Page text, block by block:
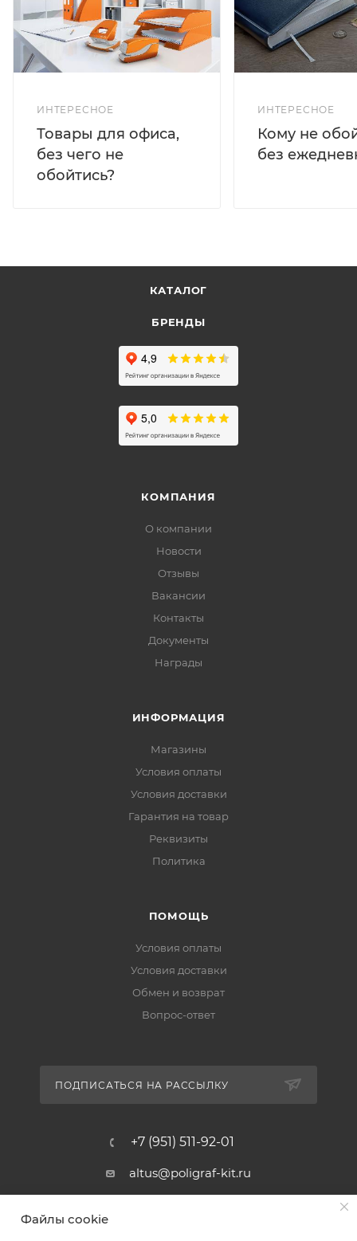
ИНТЕРЕСНОЕ
Товары для офиса,
без чего не
обойтись?
ИНТЕРЕСНОЕ
Кому не
без
КАТАЛОГ
БРЕНДЫ
КОМПАНИЯ
О компании
Новости
Отзывы
Вакансии
Контакты
Документы
Награды
ИНФОРМАЦИЯ
Магазины
Условия оплаты
Условия доставки
Гарантия на товар
Реквизиты
Политика
ПОМОЩЬ
Условия оплаты
Условия доставки
Обмен и возврат
Вопрос-ответ
ПОДПИСАТЬСЯ НА РАССЫЛКУ
+7 (951) 511-92-01
altus@poligraf-kit.ru
Ростовская обл, Аксайский р-н,
Файлы cookie